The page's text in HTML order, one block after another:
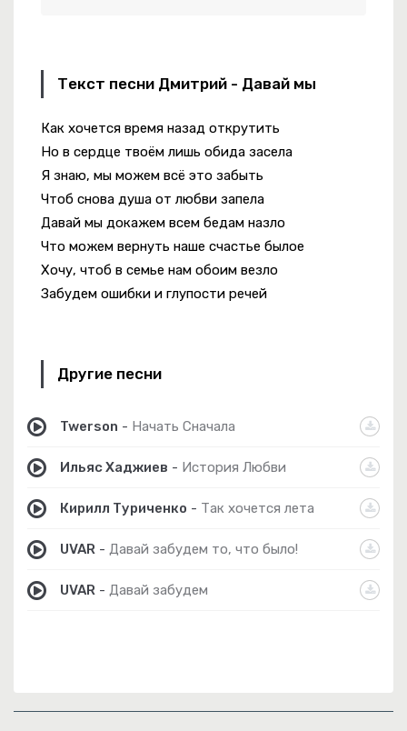
Текст песни Дмитрий - Давай мы
Как хочется время назад открутить
Но в сердце твоём лишь обида засела
Я знаю, мы можем всё это забыть
Чтоб снова душа от любви запела
Давай мы докажем всем бедам назло
Что можем вернуть наше счастье былое
Хочу, чтоб в семье нам обоим везло
Забудем ошибки и глупости речей
Другие песни
Twerson - Начать Сначала
Ильяс Хаджиев - История Любви
Кирилл Туриченко - Так хочется лета
UVAR - Давай забудем то, что было!
UVAR - Давай забудем
Моря